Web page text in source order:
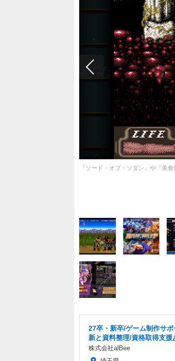
『ソード・オブ・ソダン』や『美
27卒・新卒/ゲーム制作サ
新と資料整理/資格取得支援
株式会社alBee